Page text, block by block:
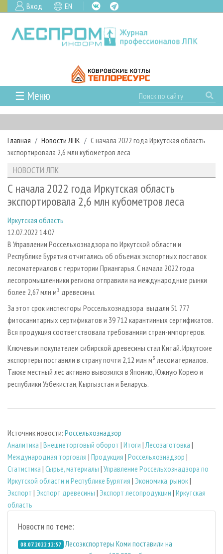
Вход EN
☰ Меню
ГЛАВНАЯ
РУБРИКИ И ТЕМЫ
РУБРИКИ ЖУРНАЛА
ЛЕСОЗАГОТОВКА
ЛЕСОПИЛЕНИЕ
СУШКА ДРЕВЕСИНЫ
ПРОИЗВОДСТВО ДРЕВЕСНЫХ ПЛИТ
ДЕРЕВЯННОЕ ДОМОСТРОЕНИЕ
ПРОИЗВОДСТВО МЕБЕЛИ
БИОЭНЕРГЕТИКА
ЦБП
ИНСТРУМЕНТ И МАТЕРИАЛЫ
НОВОСТИ
НОВОСТИ ЛПК
НОВОСТИ ЖУРНАЛА
ПРОЕКТЫ ЛПИ
АНАЛИТИКА
ПРЕДПРИЯТИЯ ЛПК
ПЕРСОНЫ
МОБИЛЬНЫЕ ВЫСТАВКИ
ОФИЦИАЛЬНЫЕ ДЕЛЕГАЦИИ
ПРИОРИТЕТНЫЕ ИНВЕСТПРОЕКТЫ
RUSSIAN FORESTRY REVIEW
ГАЗЕТА ЛЕСПРОМФОРУМ
БИБЛИОТЕКА СПЕЦИАЛИСТА
АРХИВ ЖУРНАЛОВ
СТАТЬИ
О ЖУРНАЛЕ
ПОДПИСКА
КОНТАКТЫ
РЕКЛАМОДАТЕЛЯМ
РЕКЛАМА
РЕКЛАМА НА САЙТЕ
Главная Новости ЛПК
С начала 2022 года Иркутская область
экспортировала 2,6 млн кубометров леса
НОВОСТИ ЛПК
С начала 2022 года Иркутская область
экспортировала 2,6 млн кубометров леса
Иркутская область
12.07.2022 14:07
В Управлении Россельхознадзора по Иркутской области и
Республике Бурятия отчитались об объемах экспортных поставок
лесоматериалов с территории Приангарья. С начала 2022 года
лесопромышленники региона отправили на международные рынки
более 2,67 млн м³ древесины.
За этот срок инспекторы Россельхознадзора выдали 51 777
фитосанитарных сертификатов и 39 712 карантинных сертификатов.
Вся продукция соответствовала требованиям стран-импортеров.
Ключевым покупателем сибирской древесины стал Китай. Иркутские
экспортеры поставили в страну почти 2,12 млн м³ лесоматериалов.
Также местный лес активно вывозился в Японию, Южную Корею и
республики Узбекистан, Кыргызстан и Беларусь.
Источник новости: Россельхознадзор
Аналитика | Внешнеторговый оборот | Итоги |Лесозаготовка |
Международная торговля | Продукция | Россельхознадзор |
Статистика | Сырье, материалы | Управление Россельхознадзора по
Иркутской области и Республике Бурятия | Экономика, рынок|
Экспорт | Экспорт древесины | Экспорт лесопродукции | Иркутская
область
Новости по теме:
08.07.2022 12:57 Лесоэкспортеры Коми поставили на